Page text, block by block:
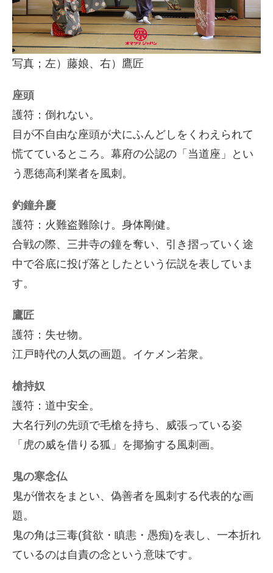
写真；左）藤娘、右）鷹匠
座頭
護符：倒れない。
目が不自由な座頭が犬にふんどしをくわえられて
慌てているところ。幕府の公認の「当道座」とい
う悪徳高利業者を風刺。
釣鐘弁慶
護符：火難盗難除け。身体剛健。
合戦の際、三井寺の鐘を奪い、引き摺っていく途
中で谷底に投げ落としたという伝説を表していま
す。
鷹匠
護符：失せ物。
江戸時代の人気の画題。イケメン若衆。
槍持奴
護符：道中安全。
大名行列の先頭で毛槍を持ち、威張っている姿
「虎の威を借りる狐」を揶揄する風刺画。
鬼の寒念仏
鬼が僧衣をまとい、偽善者を風刺する代表的な画
題。
鬼の角は三毒(貧欲・瞋恚・愚痴)を表し、一本折れ
ているのは自責の念という意味です。